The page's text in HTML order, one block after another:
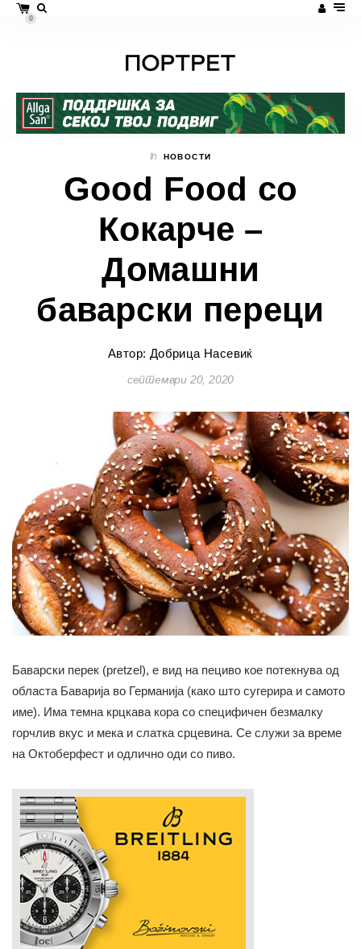
0
In НОВОСТИ
Good Food со
Кокарче –
Домашни
баварски переци
Автор: Добрица Насевиќ
септември 20, 2020
Баварски перек (pretzel), е вид на пециво кое потекнува од
областа Баварија во Германијa (како што сугерира и самото
име). Има темна крцкава кора со специфичен безмалку
горчлив вкус и мека и слатка срцевина. Се служи за време
на Октоберфест и одлично оди со пиво.